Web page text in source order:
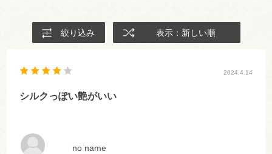
絞り込み 表示：新しい順
no name
2024.4.14
シルクっぽい艶がいい